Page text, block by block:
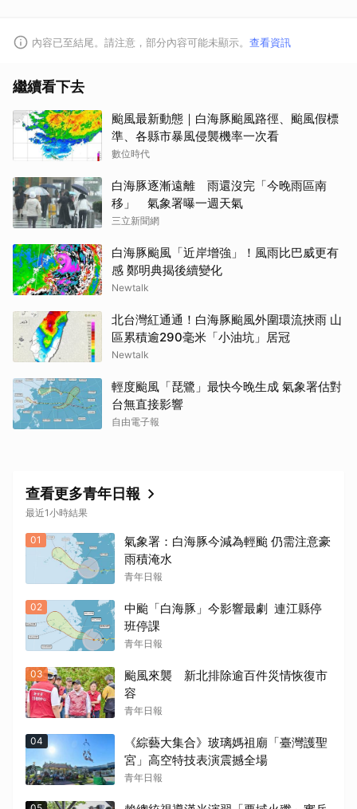
內容已至結尾。請注意，部分內容可能未顯示。 查看資訊
繼續看下去
颱風最新動態｜白海豚颱風路徑、颱風假標
準、各縣市暴風侵襲機率一次看
數位時代
白海豚逐漸遠離 雨還沒完「今晚雨區南
移」 氣象署曝一週天氣
三立新聞網
白海豚颱風「近岸增強」！風雨比巴威更有
感 鄭明典揭後續變化
Newtalk
北台灣紅通通！白海豚颱風外圍環流挾雨 山
區累積逾290毫米「小油坑」居冠
Newtalk
輕度颱風「琵鷺」最快今晚生成 氣象署估對
台無直接影響
自由電子報
查看更多青年日報
最近1小時結果
01
氣象署：白海豚今減為輕颱 仍需注意豪
雨積淹水
青年日報
02
中颱「白海豚」今影響最劇 連江縣停
班停課
青年日報
03
颱風來襲 新北排除逾百件災情恢復市
容
青年日報
04
《綜藝大集合》玻璃媽祖廟「臺灣護聖
宮」高空特技表演震撼全場
青年日報